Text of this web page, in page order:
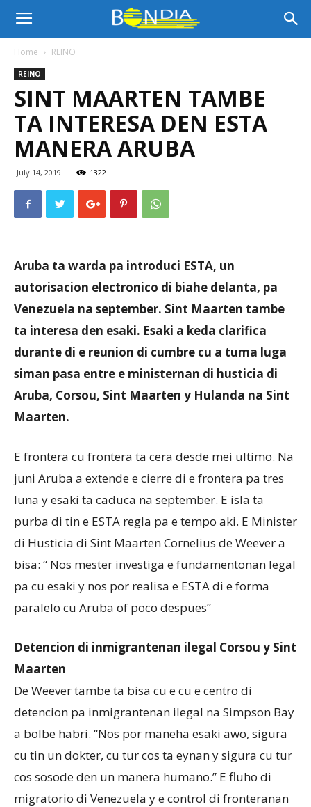
Bon
Dia
Aruba
Aruba
Home REINO
REINO
SINT MAARTEN TAMBE
TA INTERESA DEN ESTA
MANERA ARUBA
July 14, 2019 1322
Aruba ta warda pa introduci ESTA, un
autorisacion electronico di biahe delanta, pa
Venezuela na september. Sint Maarten tambe
ta interesa den esaki. Esaki a keda clarifica
durante di e reunion di cumbre cu a tuma luga
siman pasa entre e ministernan di husticia di
Aruba, Corsou, Sint Maarten y Hulanda na Sint
Maarten.
E frontera cu frontera ta cera desde mei ultimo. Na
juni Aruba a extende e cierre di e frontera pa tres
luna y esaki ta caduca na september. E isla ta
purba di tin e ESTA regla pa e tempo aki. E Minister
di Husticia di Sint Maarten Cornelius de Weever a
bisa: “ Nos mester investiga e fundamentonan legal
pa cu esaki y nos por realisa e ESTA di e forma
paralelo cu Aruba of poco despues”
Detencion di inmigrantenan ilegal Corsou y Sint
Maarten
De Weever tambe ta bisa cu e cu e centro di
detencion pa inmigrantenan ilegal na Simpson Bay
a bolbe habri. “Nos por maneha esaki awo, sigura
cu tin un dokter, cu tur cos ta eynan y sigura cu tur
cos sosode den un manera humano.” E fluho di
migratorio di Venezuela y e control di fronteranan